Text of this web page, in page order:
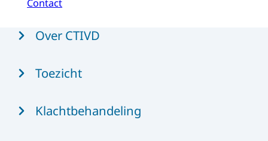
Contact
MenuOver CTIVD
Toezicht
Klachtbehandeling